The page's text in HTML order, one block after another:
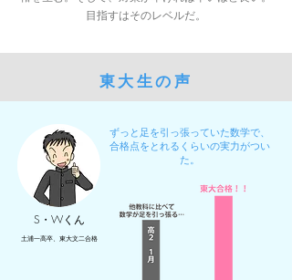
目指すはそのレベルだ。
東大生の声
ずっと足を引っ張っていた数学で、
合格点をとれるくらいの実力がつい
た。
S・Wくん
土浦一高卒、東大文二合格